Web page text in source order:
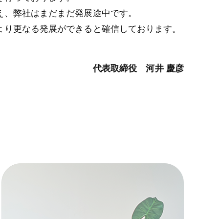
弊社はまだまだ発展途中です。
更なる発展ができると確信しております。
代表取締役 河井 慶彦